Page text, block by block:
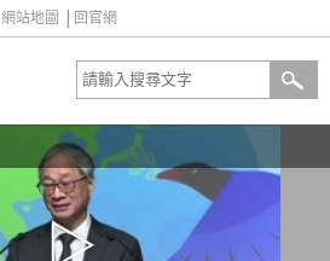
網站地圖 回官網